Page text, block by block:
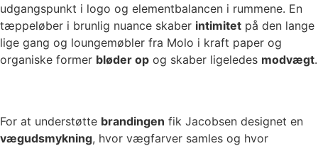
udgangspunkt i logo og elementbalancen i rummene. En
tæppeløber i brunlig nuance skaber intimitet på den lange
lige gang og loungemøbler fra Molo i kraft paper og
organiske former bløder op og skaber ligeledes modvægt.
For at understøtte brandingen fik Jacobsen designet en
vægudsmykning, hvor vægfarver samles og hvor